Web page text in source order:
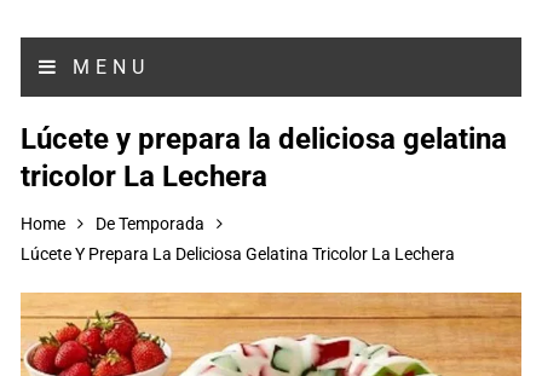
MENU
Lúcete y prepara la deliciosa gelatina
tricolor La Lechera
Home
De Temporada
Lúcete Y Prepara La Deliciosa Gelatina Tricolor La Lechera